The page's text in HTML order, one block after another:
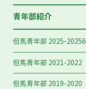
青年部紹介
但馬青年部 2025-20256
但馬青年部 2021-2022
但馬青年部 2019-2020